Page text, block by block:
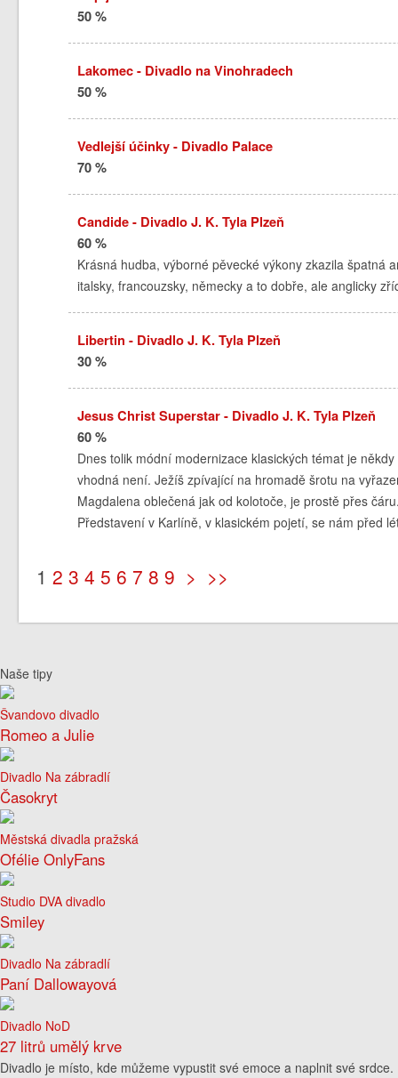
50 %
Lakomec - Divadlo na Vinohradech
50 %
Vedlejší účinky - Divadlo Palace
70 %
Candide - Divadlo J. K. Tyla Plzeň
60 %
Krásná hudba, výborné pěvecké výkony zkazila špatná
italsky, francouzsky, německy a to dobře, ale anglicky
Libertin - Divadlo J. K. Tyla Plzeň
30 %
Jesus Christ Superstar - Divadlo J. K. Tyla Plzeň
60 %
Dnes tolik módní modernizace klasických témat je
vhodná není. Ježíš zpívající na hromadě šrotu na
Magdalena oblečená jak od kolotoče, je prostě přes
Představení v Karlíně, v klasickém pojetí, se nám před
1 2 3 4 5 6 7 8 9 > >>
Naše tipy
Švandovo divadlo
Romeo a Julie
Divadlo Na zábradlí
Časokryt
Městská divadla pražská
Ofélie OnlyFans
Studio DVA divadlo
Smiley
Divadlo Na zábradlí
Paní Dallowayová
Divadlo NoD
27 litrů umělý krve
Divadlo je místo, kde můžeme vypustit své emoce a naplnit své srdce.